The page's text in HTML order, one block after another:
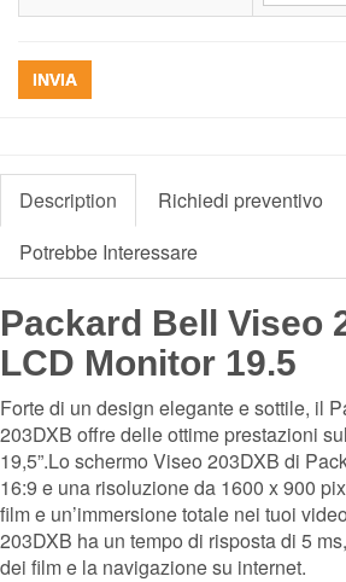
INVIA
Description Richiedi preventivo
Potrebbe Interessare
Packard Bell Viseo
LCD Monitor 19.5
Forte di un design elegante e sottile, il
203DXB offre delle ottime prestazioni
19,5”.Lo schermo Viseo 203DXB di
16:9 e una risoluzione da 1600 x 900
film e un’immersione totale nei tuoi
203DXB ha un tempo di risposta di 5
dei film e la navigazione su internet.